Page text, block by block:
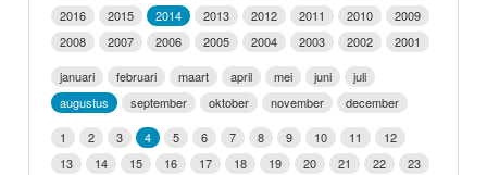
Video
Webcam
Info
2016
2015 2014 2013 2012 2011 2010
2009
2008
2007 2006 2005 2004 2003 2002
2001
januari
februari maart april mei juni
juli
augustus
september oktober november
december
1
2 3 4 5 6 7 8 9 10 11
12
13
14 15 16 17 18 19 20 21 22
23